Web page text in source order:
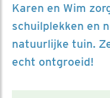
Karen en Wim
schuilplekken en
natuurlijke tuin.
echt ontgroeid!